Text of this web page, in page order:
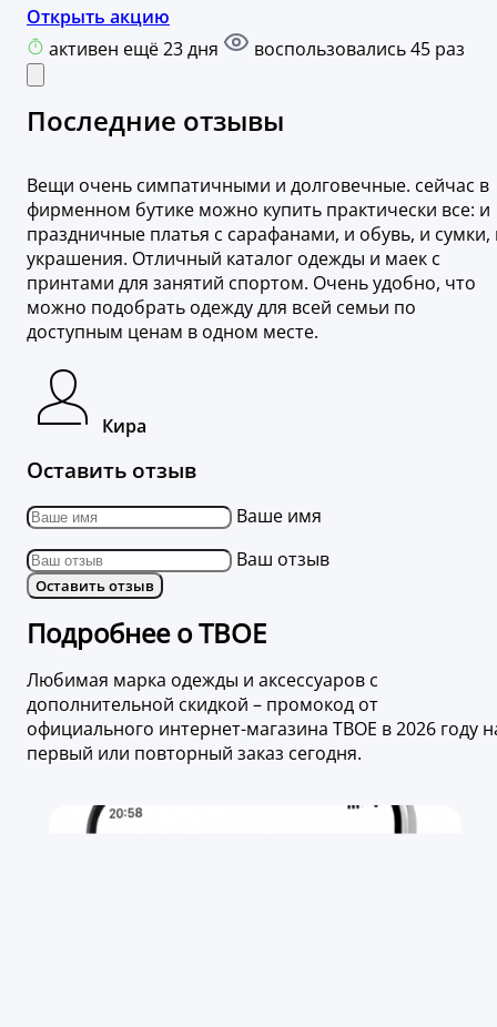
Открыть акцию
активен ещё 23 дня
воспользовались 45 раз
Последние отзывы
Вещи очень симпатичными и долговечные. сейчас в
фирменном бутике можно купить практически все: и
праздничные платья с сарафанами, и обувь, и сумки,
украшения. Отличный каталог одежды и маек с
принтами для занятий спортом. Очень удобно, что
можно подобрать одежду для всей семьи по
доступным ценам в одном месте.
Кира
Оставить отзыв
Ваше имя
Ваш отзыв
Оставить отзыв
Подробнее о ТВОЕ
Любимая марка одежды и аксессуаров с
дополнительной скидкой – промокод от
официального интернет-магазина ТВОЕ в 2026 году
первый или повторный заказ сегодня.